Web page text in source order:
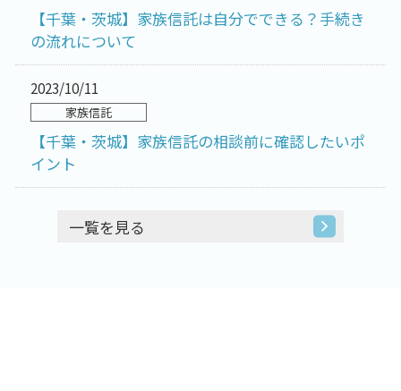
【千葉・茨城】家族信託は自分でできる？手続き
の流れについて
2023/10/11
家族信託
【千葉・茨城】家族信託の相談前に確認したいポ
イント
一覧を見る